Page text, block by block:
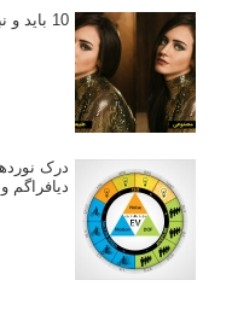
10 باید و نباید در روتوش عکس ها